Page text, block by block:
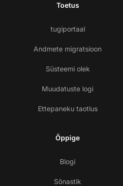
Toetus
tugiportaal
Andmete migratsioon
Süsteemi olek
Muudatuste logi
Ettepaneku taotlus
Õppige
Blogi
Sõnastik